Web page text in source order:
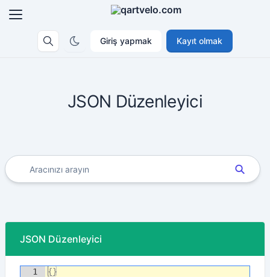
Giriş yapmak Kayıt olmak
JSON Düzenleyici
JSON Düzenleyici
1 {}